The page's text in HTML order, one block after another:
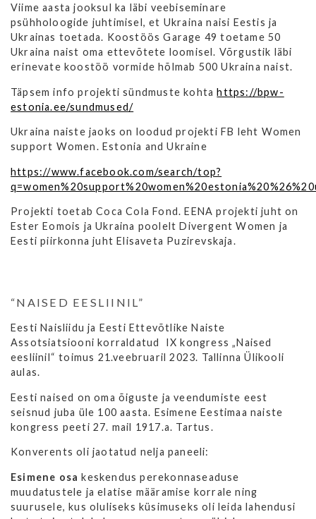
Viime aasta jooksul ka läbi veebiseminare
psühholoogide juhtimisel, et Ukraina naisi Eestis ja
Ukrainas toetada. Koostöös Garage 49 toetame 50
Ukraina naist oma ettevõtete loomisel. Võrgustik läbi
erinevate koostöö vormide hõlmab 500 Ukraina naist.
Täpsem info projekti sündmuste kohtahttps://bpw-
estonia.ee/sundmused/
Ukraina naiste jaoks on loodud projekti FB leht Women
support Women. Estonia and Ukraine
https://www.facebook.com/search/top?
Projekti toetab Coca Cola Fond. EENA projekti juht on
Ester Eomois ja Ukraina poolelt Divergent Women ja
Eesti piirkonna juht Elisaveta Puzirevskaja.
“NAISED EESLIINIL”
Eesti Naisliidu ja Eesti Ettevõtlike Naiste
Assotsiatsiooni korraldatud IX kongress „Naised
eesliinil“ toimus 21.veebruaril 2023. Tallinna Ülikooli
aulas.
Eesti naised on oma õiguste ja veendumiste eest
seisnud juba üle 100 aasta. Esimene Eestimaa naiste
kongress peeti 27. mail 1917.a. Tartus.
Konverents oli jaotatud nelja paneeli:
Esimene osa keskendus perekonnaseaduse
muudatustele ja elatise määramise korrale ning
suurusele, kus oluliseks küsimuseks oli leida lahendusi